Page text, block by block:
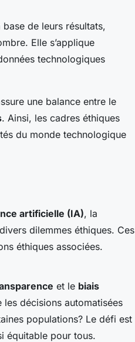
de leurs résultats,
Elle s’applique
technologiques
une balance entre le
. Ainsi, les cadres éthiques
du monde technologique
artificielle (IA), la
dilemmes éthiques. Ces
éthiques associées.
et le biais
décisions automatisées
populations? Le défi est
équitable pour tous.